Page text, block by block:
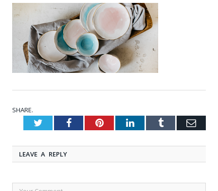
SHARE.
TwitterFacebookPinterestLinkedInTumblr
LEAVE A REPLY